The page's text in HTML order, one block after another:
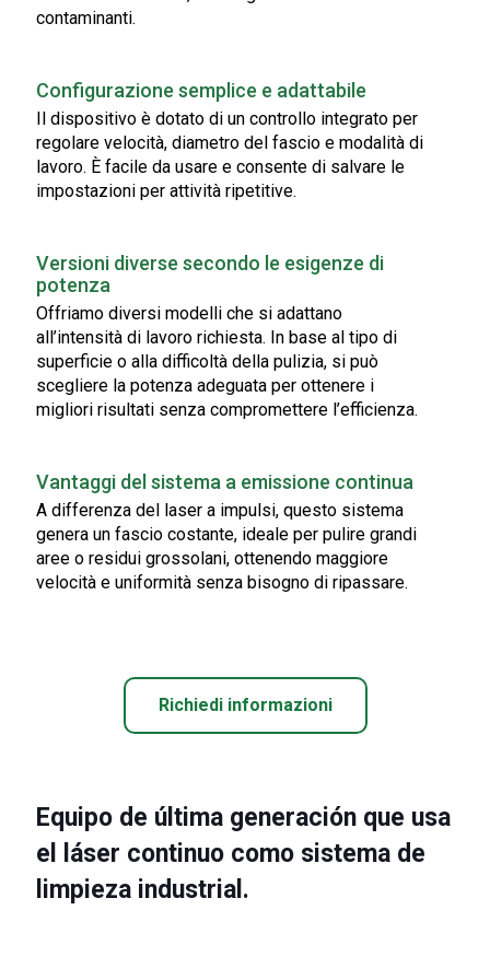
contaminanti.
Configurazione semplice e adattabile
Il dispositivo è dotato di un controllo integrato per
regolare velocità, diametro del fascio e modalità di
lavoro. È facile da usare e consente di salvare le
impostazioni per attività ripetitive.
Versioni diverse secondo le esigenze di
potenza
Offriamo diversi modelli che si adattano
all’intensità di lavoro richiesta. In base al tipo di
superficie o alla difficoltà della pulizia, si può
scegliere la potenza adeguata per ottenere i
migliori risultati senza compromettere l’efficienza.
Vantaggi del sistema a emissione continua
A differenza del laser a impulsi, questo sistema
genera un fascio costante, ideale per pulire grandi
aree o residui grossolani, ottenendo maggiore
velocità e uniformità senza bisogno di ripassare.
Richiedi informazioni
Equipo de última generación que usa
el láser continuo como sistema de
limpieza industrial.